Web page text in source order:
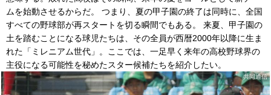
ムを始動させるからだ。 つまり、夏の甲子園の終了は同時に、全国
すべての野球部が再スタートを切る瞬間でもある。 来夏、甲子園の
土を踏むことになる球児たちは、その全員が西暦2000年以降に生ま
れた「ミレニアム世代」。ここでは、一足早く来年の高校野球界の
主役になる可能性を秘めたスター候補たちを紹介したい。
共同通信